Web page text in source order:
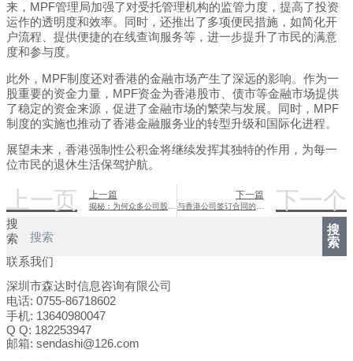
来，MPF管理局加强了对受托管理机构的监管力度，提高了投资
运作的透明度和效率。同时，还推出了多项便民措施，如简化开
户流程、提供便捷的在线查询服务等，进一步提升了市民的满意
度和参与度。
此外，MPF制度还对香港的金融市场产生了深远的影响。作为一
股重要的资金力量，MPF资金为香港股市、债市等金融市场提供
了稳定的资金来源，促进了金融市场的繁荣与发展。同时，MPF
制度的实施也推动了香港金融服务业的转型升级和国际化进程。
展望未来，香港强制性公积金将继续发挥其独特的作用，为每一
位市民的退休生活保驾护航。
上一页 上一篇 下一篇 下一个
搜
索
搜
索
联系我们
深圳市森达时信息咨询有限公司
电话: 0755-86718602
手机: 13640980047
Q Q: 182253947
邮箱: sendashi@126.com